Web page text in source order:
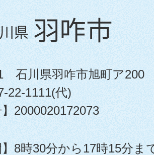
石川県羽咋市旭町ア200
22-1111(代)
】2000020172073
】8時30分から17時15分ま